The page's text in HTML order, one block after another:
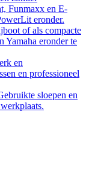
Funmaxx en E-
eronder.
of als compacte
Yamaha eronder te
en
en professioneel
sloepen en